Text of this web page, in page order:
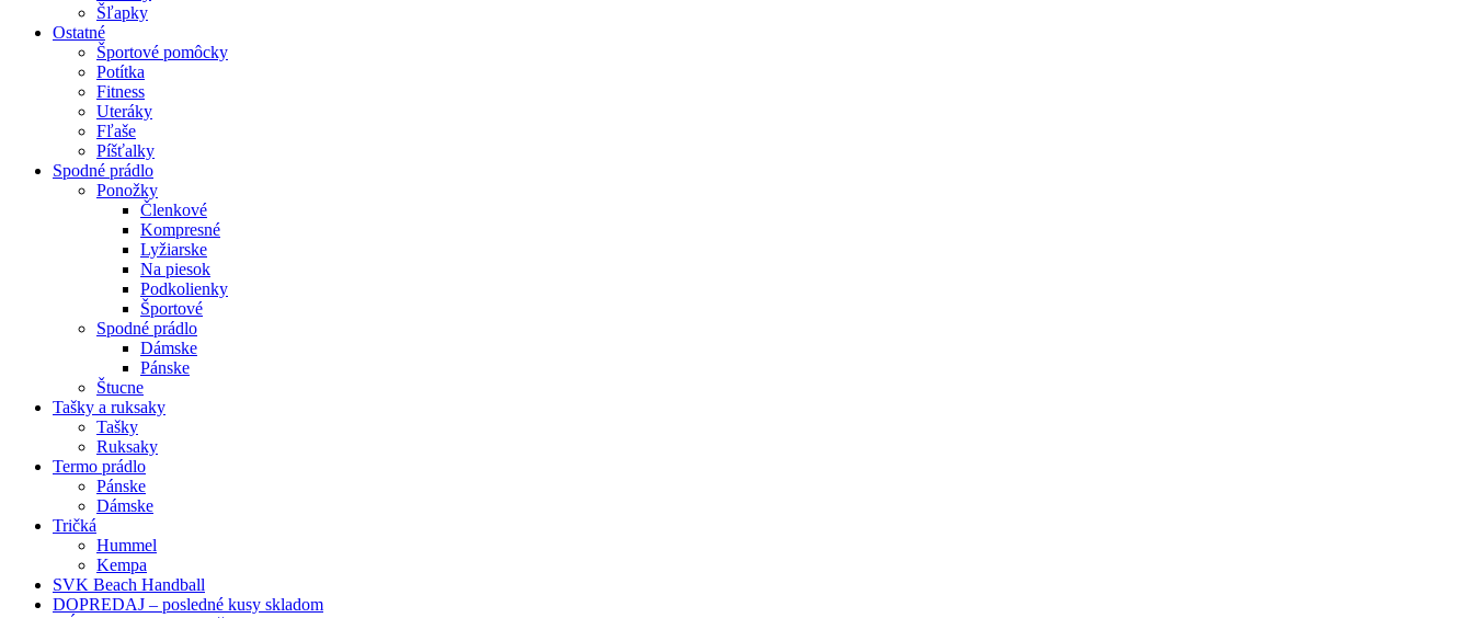
Šľapky
Ostatné
Športové pomôcky
Potítka
Fitness
Uteráky
Fľaše
Píšťalky
Spodné prádlo
Ponožky
Členkové
Kompresné
Lyžiarske
Na piesok
Podkolienky
Športové
Spodné prádlo
Dámske
Pánske
Štucne
Tašky a ruksaky
Tašky
Ruksaky
Termo prádlo
Pánske
Dámske
Tričká
Hummel
Kempa
SVK Beach Handball
DOPREDAJ – posledné kusy skladom